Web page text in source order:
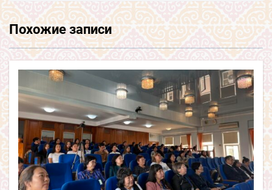
Похожие записи